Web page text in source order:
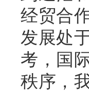
经贸合
发展处
考，国
秩序，